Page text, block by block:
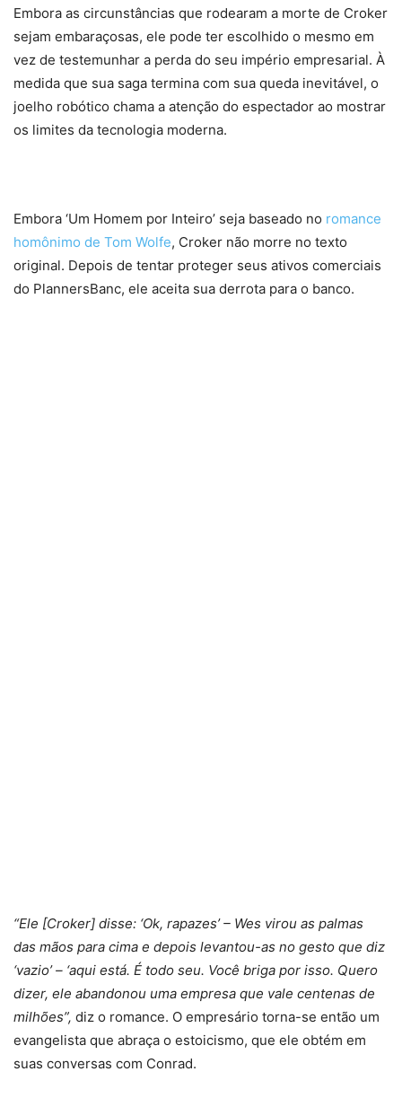
Embora as circunstâncias que rodearam a morte de Croker
sejam embaraçosas, ele pode ter escolhido o mesmo em
vez de testemunhar a perda do seu império empresarial. À
medida que sua saga termina com sua queda inevitável, o
joelho robótico chama a atenção do espectador ao mostrar
os limites da tecnologia moderna.
Embora ‘Um Homem por Inteiro’ seja baseado no romance
homônimo de Tom Wolfe, Croker não morre no texto
original. Depois de tentar proteger seus ativos comerciais
do PlannersBanc, ele aceita sua derrota para o banco.
“Ele [Croker] disse: ‘Ok, rapazes’ – Wes virou as palmas
das mãos para cima e depois levantou-as no gesto que diz
‘vazio’ – ‘aqui está. É todo seu. Você briga por isso. Quero
dizer, ele abandonou uma empresa que vale centenas de
milhões”, diz o romance. O empresário torna-se então um
evangelista que abraça o estoicismo, que ele obtém em
suas conversas com Conrad.